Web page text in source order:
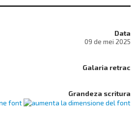
Data
09 de mei 2025
Galaria retrac
Grandeza scritura